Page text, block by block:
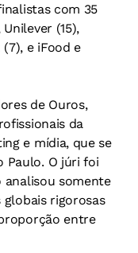
com 35
(15),
e iFood e
de Ouros,
da
e mídia, que se
Paulo. O júri foi
analisou somente
rigorosas
entre